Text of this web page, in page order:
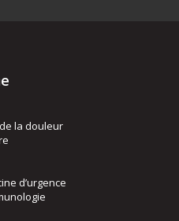
la douleur
d’urgence